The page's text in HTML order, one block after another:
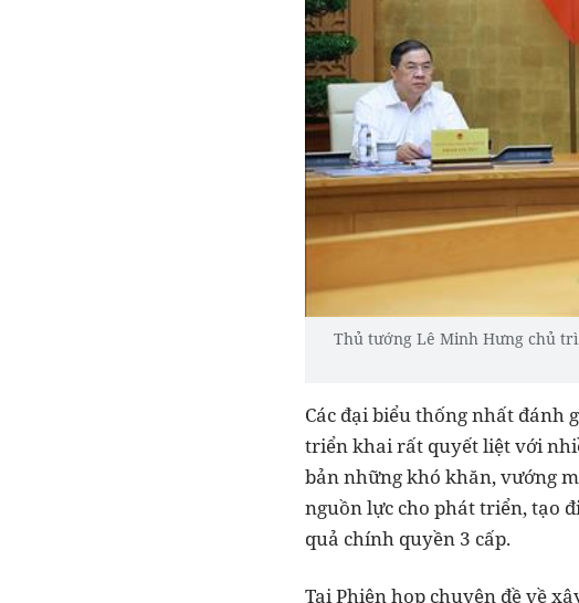
Thủ tướng Lê Minh Hưng chủ
Các đại biểu thống nhất đánh
triển khai rất quyết liệt với
bản những khó khăn, vướng
nguồn lực cho phát triển, tạo
quả chính quyền 3 cấp.
Tại Phiên họp chuyên đề về